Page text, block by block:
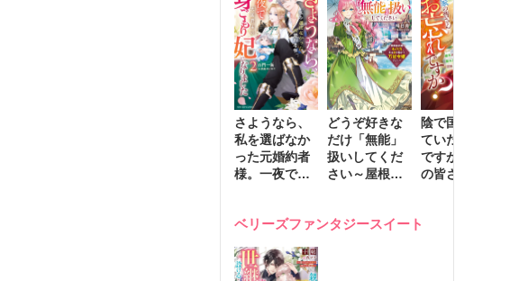
さようなら、
私を選ばなか
った元婚約者
様。一夜で大
ました２
どうぞ好きな
だけ「無能」
扱いしてくだ
さい～屋根裏
動かす万能令
陰で国を支え
ていたのは私
ですが、王家
の皆さんお忘
れ才女の辺境
ベリーズファンタジースイート